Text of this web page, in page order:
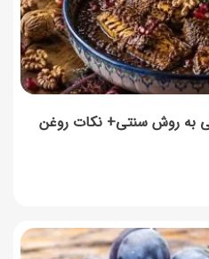
به روش سنتی+ نکات روغن